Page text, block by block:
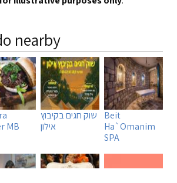
nearby
Beit
Ha`Omanim
SPA
שוק חגים בקיבוץ
אילון
MB